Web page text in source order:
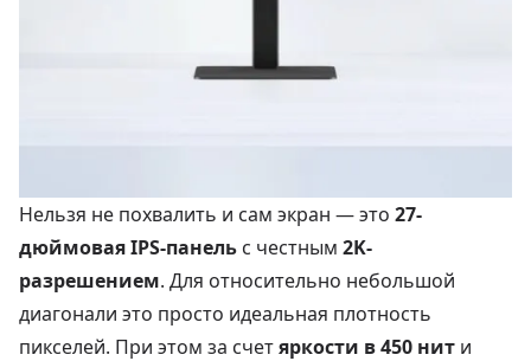
Нельзя не похвалить и сам экран — это 27-
дюймовая IPS-панель с честным 2K-
разрешением. Для относительно небольшой
диагонали это просто идеальная плотность
пикселей. При этом за счетяркости в 450 нит и